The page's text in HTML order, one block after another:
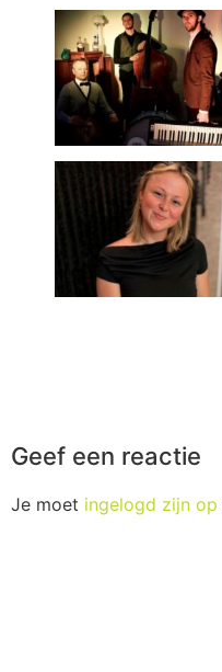
Geef een reactie
Je moet ingelogd zijn op